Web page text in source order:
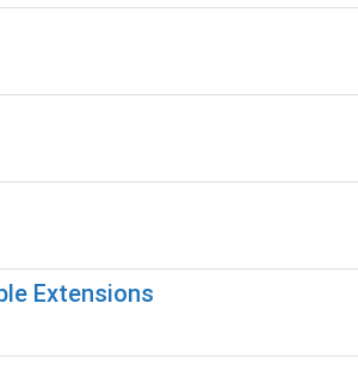
Extensions